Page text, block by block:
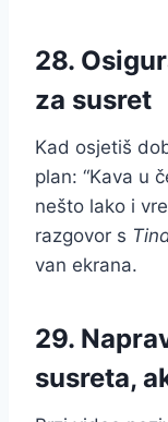
28.
za susret
Kad osjetiš
plan: “Kava u
nešto lako i
razgovor s
van ekrana.
29.
susreta,